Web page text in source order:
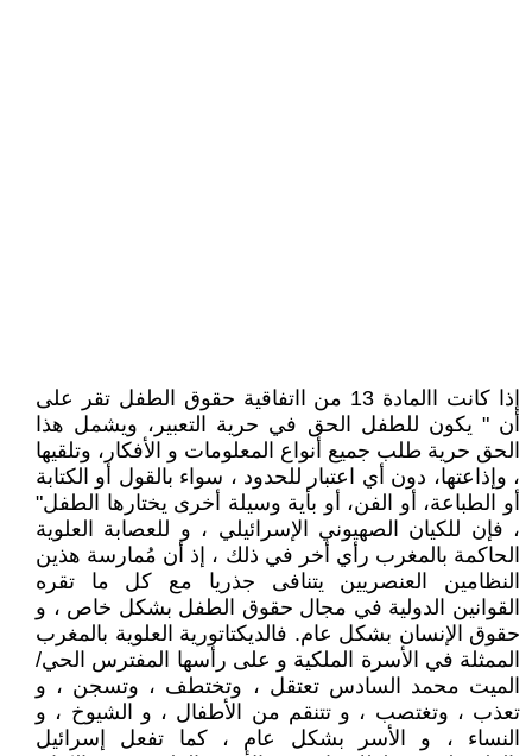
إذا كانت االمادة 13 من ااتفاقية حقوق الطفل تقر على
أن " يكون للطفل الحق في حرية التعبير، ويشمل هذا
الحق حرية طلب جميع أنواع المعلومات و الأفكار، وتلقيها
، وإذاعتها، دون أي اعتبار للحدود ، سواء بالقول أو الكتابة
أو الطباعة، أو الفن، أو بأية وسيلة أخرى يختارها الطفل"
، فإن للكيان الصهيوني الإسرائيلي ، و للعصابة العلوية
الحاكمة بالمغرب رأي أخر في ذلك ، إذ أن مُمارسة هذين
النظامين العنصريين يتنافى جذريا مع كل ما تقره
القوانين الدولية في مجال حقوق الطفل بشكل خاص ، و
حقوق الإنسان بشكل عام. فالديكتاتورية العلوية بالمغرب
الممثلة في الأسرة الملكية و على رأسها المفترس الحي/
الميت محمد السادس تعتقل ، وتختطف ، وتسجن ، و
تعذب ، وتغتصب ، و تتنقم من الأطفال ، و الشيوخ ، و
النساء ، و الأسر بشكل عام ، كما تفعل إسرائيل